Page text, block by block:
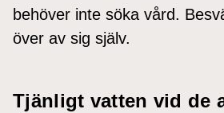
behöver inte söka vård.
över av sig själv.
Tjänligt vatten vid de